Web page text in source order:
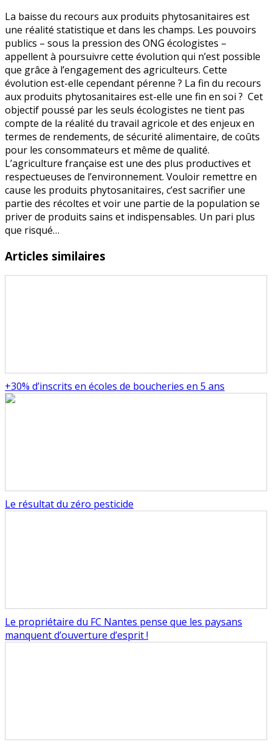
La baisse du recours aux produits phytosanitaires est
une réalité statistique et dans les champs. Les pouvoirs
publics – sous la pression des ONG écologistes –
appellent à poursuivre cette évolution qui n’est possible
que grâce à l’engagement des agriculteurs. Cette
évolution est-elle cependant pérenne ? La fin du recours
aux produits phytosanitaires est-elle une fin en soi ? Cet
objectif poussé par les seuls écologistes ne tient pas
compte de la réalité du travail agricole et des enjeux en
termes de rendements, de sécurité alimentaire, de coûts
pour les consommateurs et même de qualité.
L’agriculture française est une des plus productives et
respectueuses de l’environnement. Vouloir remettre en
cause les produits phytosanitaires, c’est sacrifier une
partie des récoltes et voir une partie de la population se
priver de produits sains et indispensables. Un pari plus
que risqué…
Articles similaires
+30% d’inscrits en écoles de boucheries en 5 ans
Le résultat du zéro pesticide
Le propriétaire du FC Nantes pense que les paysans
manquent d’ouverture d’esprit !